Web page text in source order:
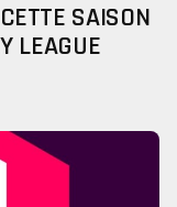
SAISON
LEAGUE